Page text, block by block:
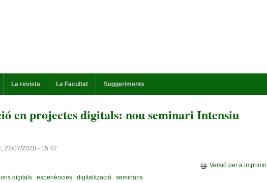
La revista La Facultat Suggeriments
en projectes digitals: nou seminari Intensiu
22/07/2020 - 15:42
Versió per a imprimir
digitals experiències digitalització
seminaris